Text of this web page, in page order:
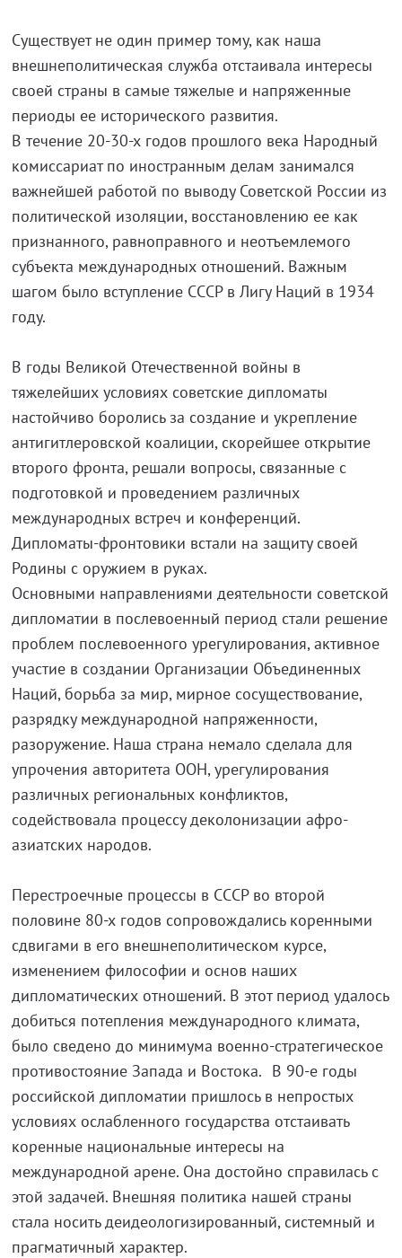
Существует не один пример тому, как наша
внешнеполитическая служба отстаивала интересы
своей страны в самые тяжелые и напряженные
периоды ее исторического развития.
В течение 20-30-х годов прошлого века Народный
комиссариат по иностранным делам занимался
важнейшей работой по выводу Советской России из
политической изоляции, восстановлению ее как
признанного, равноправного и неотъемлемого
субъекта международных отношений. Важным
шагом было вступление СССР в Лигу Наций в 1934
году.
В годы Великой Отечественной войны в
тяжелейших условиях советские дипломаты
настойчиво боролись за создание и укрепление
антигитлеровской коалиции, скорейшее открытие
второго фронта, решали вопросы, связанные с
подготовкой и проведением различных
международных встреч и конференций.
Дипломаты-фронтовики встали на защиту своей
Родины с оружием в руках.
Основными направлениями деятельности советской
дипломатии в послевоенный период стали решение
проблем послевоенного урегулирования, активное
участие в создании Организации Объединенных
Наций, борьба за мир, мирное сосуществование,
разрядку международной напряженности,
разоружение. Наша страна немало сделала для
упрочения авторитета ООН, урегулирования
различных региональных конфликтов,
содействовала процессу деколонизации афро-
азиатских народов.
Перестроечные процессы в СССР во второй
половине 80-х годов сопровождались коренными
сдвигами в его внешнеполитическом курсе,
изменением философии и основ наших
дипломатических отношений. В этот период удалось
добиться потепления международного климата,
было сведено до минимума военно-стратегическое
противостояние Запада и Востока. В 90-е годы
российской дипломатии пришлось в непростых
условиях ослабленного государства отстаивать
коренные национальные интересы на
международной арене. Она достойно справилась с
этой задачей. Внешняя политика нашей страны
стала носить деидеологизированный, системный и
прагматичный характер.